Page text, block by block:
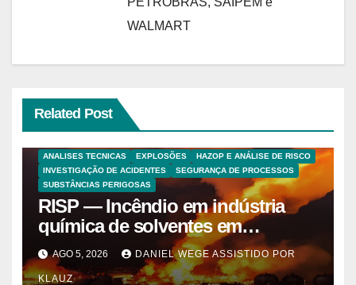
WALMART
Related Post
ANALISES TECNICAS EXPLOSÕES
HAZOP E ANÁLISE DE RISCO
INVESTIGAÇÃO DE ACIDENTES
SEGURANÇA DE PROCESSOS
SUBSTÂNCIAS PERIGOSAS
RISP — Incêndio em indústria
química de solventes em
Itaquaquecetuba/SP
(UNIQUIMA/Quema)
AGO 5, 2026 DANIEL WEGE ASSISTIDO POR
KLAUZ